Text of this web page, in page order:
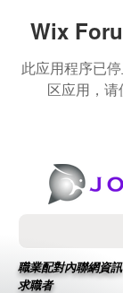
Wix
此应用程序已
区应用，请
職業配對內聯網資訊
求職者